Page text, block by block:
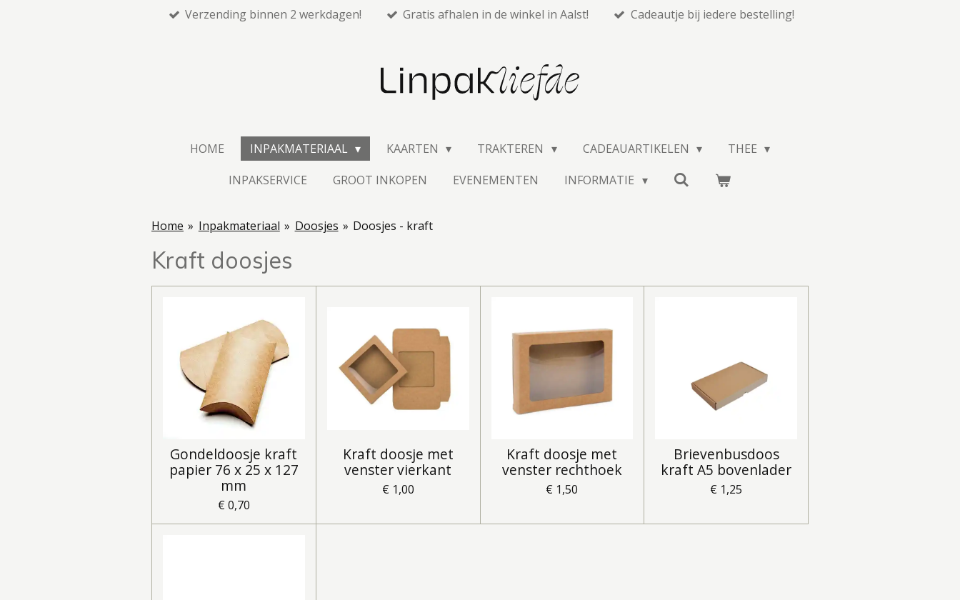
Verzending binnen 2 werkdagen! Gratis afhalen in de winkel in Aalst! Cadeautje bij iedere bestelling!
HOME INPAKMATERIAAL KAARTEN TRAKTEREN CADEAUARTIKELEN
THEE
INPAKSERVICE
GROOT INKOPEN EVENEMENTEN INFORMATIE
Home » Inpakmateriaal » Doosjes » Doosjes - kraft
Kraft doosjes
Gondeldoosje kraft
papier 76 x 25 x 127
mm
€ 0,70
Kraft doosje met
venster vierkant
€ 1,00
Kraft doosje met
venster rechthoek
€ 1,50
Brievenbusdoos
kraft A5 bovenlader
€ 1,25